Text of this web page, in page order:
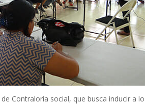
Contraloría social, que busca inducir a